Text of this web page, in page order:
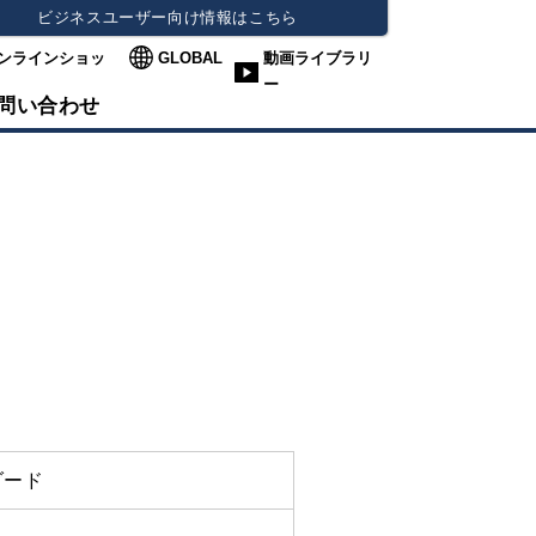
ビジネスユーザー向け情報はこちら
ラインショッ GLOBAL
動画ライブラリ
ー
い合わせ
ド